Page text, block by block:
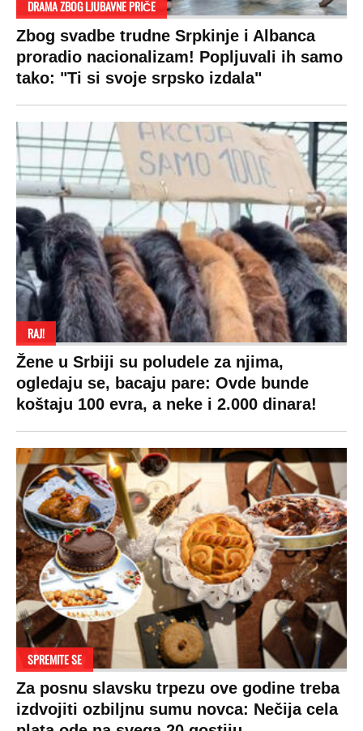
Hronika
Ekonomija
Kosovo
Sudbine
Holivud
Kviz
Tenis
Ostali sportovi
Navijači
Showtime
Tiktok
LIFESTYLE
Stil
Ljubav
Zdravlje
Hi-Tech
Kultura
SVET
Planeta
Globalno zagrevanje
Hrvatska
BiH
Crna Gora
Makedonija
Auto
MONDO INC.
Impressum
Kontakt
Marketing
Politika o kolačićima
Uslovi korišćenja
Politika privatnosti
Privacy policy
Terms of service
Prijatelji sajta
Copyright © Espreso.co.rs 2026. Sva prava zadržana. Mondo inc.